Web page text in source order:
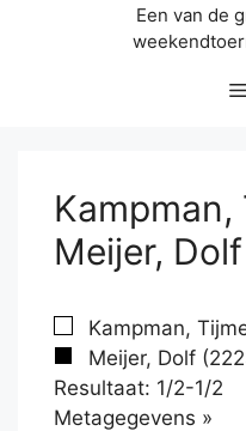
Een van de
Kampman,
Meijer, Dolf
Kampman,
Meijer, Dolf
Resultaat: 1/2-1/2
Metagegevens »